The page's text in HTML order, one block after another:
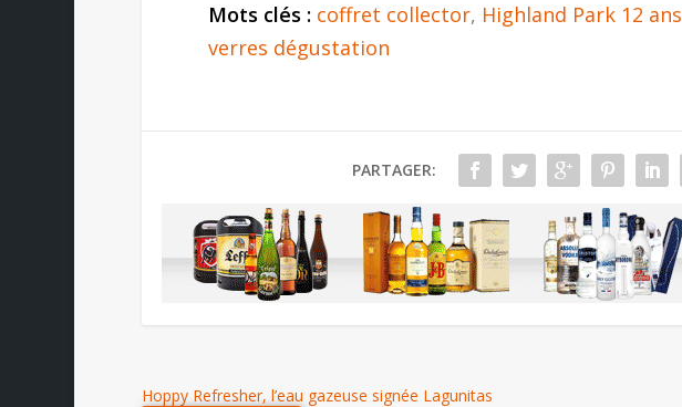
Mots clés : coffret collector, Highland Park 12 ans
verres dégustation
PARTAGER:
Hoppy Refresher, l’eau gazeuse signée Lagunitas